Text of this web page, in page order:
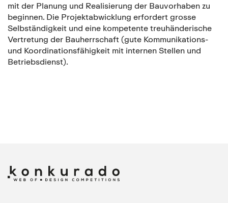
mit der Planung und Realisierung der Bauvorhaben zu
beginnen. Die Projektabwicklung erfordert grosse
Selbständigkeit und eine kompetente treuhänderische
Vertretung der Bauherrschaft (gute Kommunikations-
und Koordinationsfähigkeit mit internen Stellen und
Betriebsdienst).